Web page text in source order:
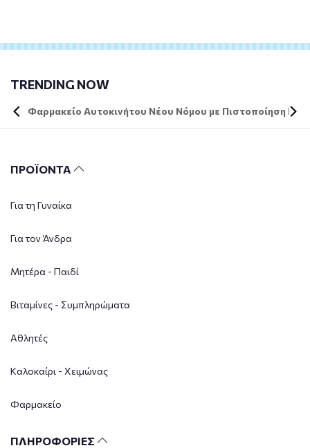
TRENDING NOW
Φαρμακείο Αυτοκινήτου Νέου Νόμου με Πιστοποίηση DIN
ΠΡΟΪΟΝΤΑ
Για τη Γυναίκα
Για τον Άνδρα
Μητέρα - Παιδί
Βιταμίνες - Συμπληρώματα
Αθλητές
Καλοκαίρι - Χειμώνας
Φαρμακείο
ΠΛΗΡΟΦΟΡΙΕΣ